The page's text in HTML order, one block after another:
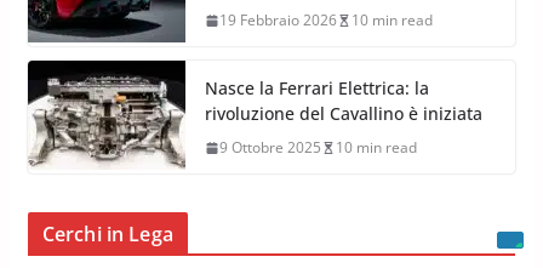
19 Febbraio 2026 10 min read
Nasce la Ferrari Elettrica: la
rivoluzione del Cavallino è iniziata
9 Ottobre 2025 10 min read
Cerchi in Lega